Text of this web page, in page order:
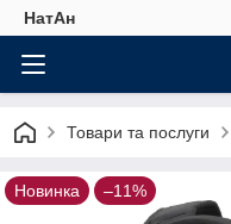
НатАн
Товари та послуги
Новинка –11%